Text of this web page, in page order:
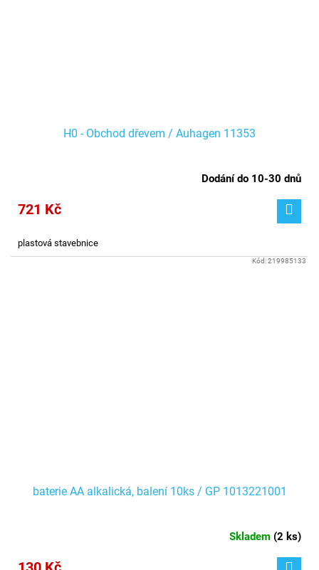
H0 - Obchod dřevem / Auhagen 11353
Dodání do 10-30 dnů
721 Kč
plastová stavebnice
baterie AA alkalická, balení 10ks / GP 1013221001
Skladem (2 ks)
Kód:219985133